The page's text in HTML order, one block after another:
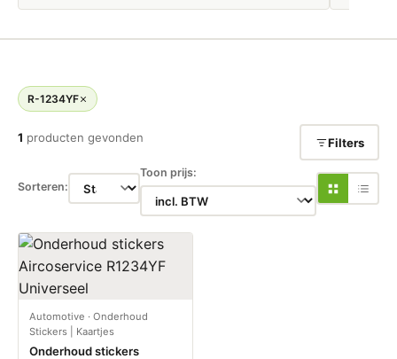
R-1234YF
1 producten gevonden Filters
Sorteren:
Toon prijs:
Automotive · Onderhoud
Stickers | Kaartjes
Onderhoud stickers